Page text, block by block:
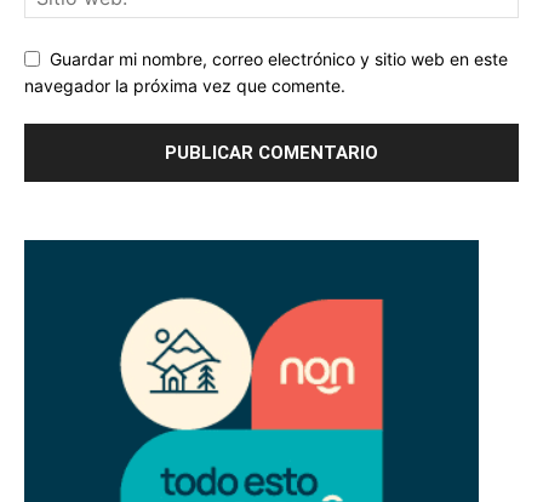
Guardar mi nombre, correo electrónico y sitio web en este
navegador la próxima vez que comente.